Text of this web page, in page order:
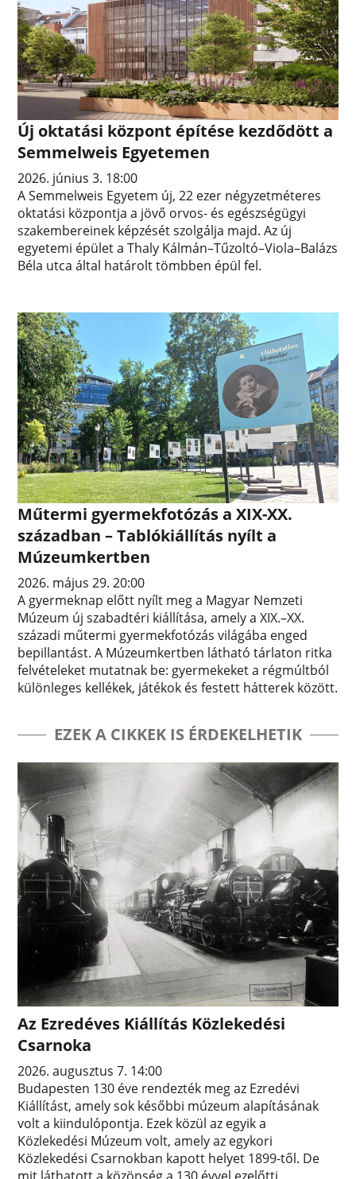
Új oktatási központ építése kezdődött a
Semmelweis Egyetemen
2026. június 3. 18:00
A Semmelweis Egyetem új, 22 ezer négyzetméteres
oktatási központja a jövő orvos- és egészségügyi
szakembereinek képzését szolgálja majd. Az új
egyetemi épület a Thaly Kálmán–Tűzoltó–Viola–Balázs
Béla utca által határolt tömbben épül fel.
Műtermi gyermekfotózás a XIX-XX.
században – Tablókiállítás nyílt a
Múzeumkertben
2026. május 29. 20:00
A gyermeknap előtt nyílt meg a Magyar Nemzeti
Múzeum új szabadtéri kiállítása, amely a XIX.–XX.
századi műtermi gyermekfotózás világába enged
bepillantást. A Múzeumkertben látható tárlaton ritka
felvételeket mutatnak be: gyermekeket a régmúltból
különleges kellékek, játékok és festett hátterek között.
EZEK A CIKKEK IS ÉRDEKELHETIK
Az Ezredéves Kiállítás Közlekedési
Csarnoka
2026. augusztus 7. 14:00
Budapesten 130 éve rendezték meg az Ezredévi
Kiállítást, amely sok későbbi múzeum alapításának
volt a kiindulópontja. Ezek közül az egyik a
Közlekedési Múzeum volt, amely az egykori
Közlekedési Csarnokban kapott helyet 1899-től. De